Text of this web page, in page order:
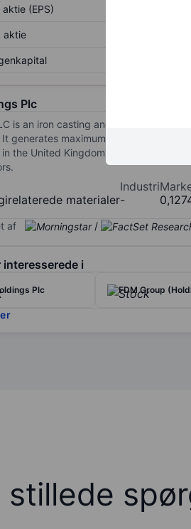
(EPS)
aktie
Plc
is an iron casting and machining
generates maximum revenue from
the United Kingdom, Netherlands,
materialer
Industri
-
af /
i
Plc FDM Group